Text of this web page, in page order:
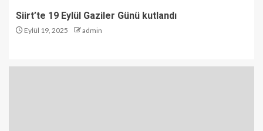
Siirt’te 19 Eylül Gaziler Günü kutlandı
Eylül 19, 2025 admin